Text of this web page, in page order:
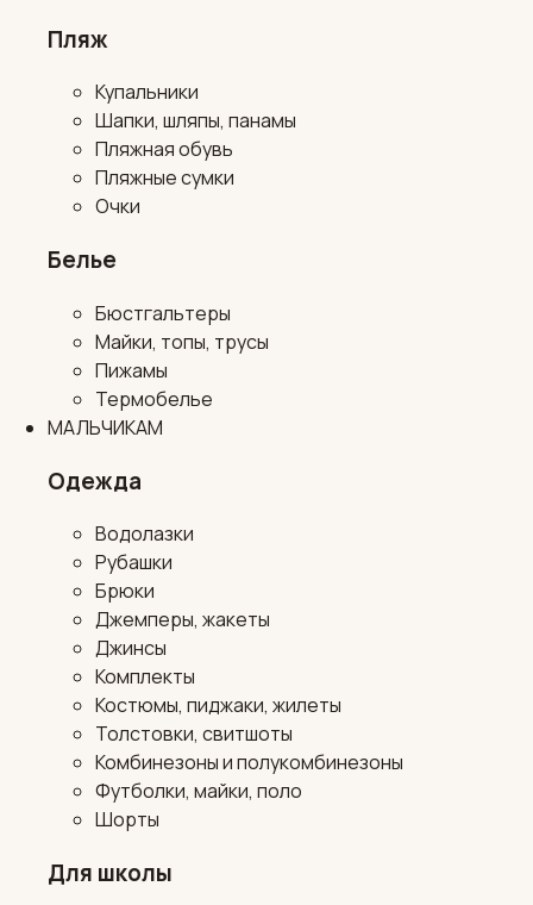
Пляж
Купальники
Шапки, шляпы, панамы
Пляжная обувь
Пляжные сумки
Очки
Белье
Бюстгальтеры
Майки, топы, трусы
Пижамы
Термобелье
МАЛЬЧИКАМ
Одежда
Водолазки
Рубашки
Брюки
Джемперы, жакеты
Джинсы
Комплекты
Костюмы, пиджаки, жилеты
Толстовки, свитшоты
Комбинезоны и полукомбинезоны
Футболки, майки, поло
Шорты
Для школы